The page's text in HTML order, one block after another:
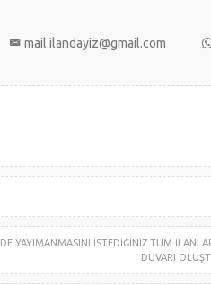
mail.ilandayiz@gmail.com
YAYIMANMASINI İSTEDİĞİNİZ TÜM
DUVARI